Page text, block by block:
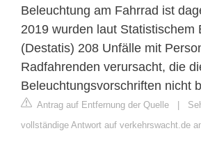
Beleuchtung am Fahrrad ist
2019 wurden laut Statistischem
(Destatis) 208 Unfälle mit
Radfahrenden verursacht, die
Beleuchtungsvorschriften nicht
Antrag auf Entfernung der Quelle
vollständige Antwort auf verkehrswacht.de